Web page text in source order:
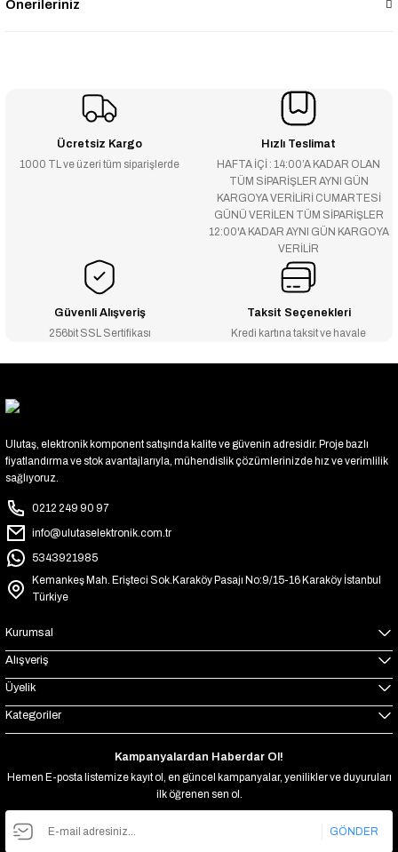
Önerileriniz
Ücretsiz Kargo
1000 TL ve üzeri tüm siparişlerde
Hızlı Teslimat
HAFTA İÇİ : 14:00’A KADAR OLAN
TÜM SİPARİŞLER AYNI GÜN
KARGOYA VERİLİRİ CUMARTESİ
GÜNÜ VERİLEN TÜM SİPARİŞLER
12:00'A KADAR AYNI GÜN KARGOYA
VERİLİR
Güvenli Alışveriş
256bit SSL Sertifikası
Taksit Seçenekleri
Kredi kartına taksit ve havale
Ulutaş, elektronik komponent satışında kalite ve güvenin adresidir. Proje bazlı
fiyatlandırma ve stok avantajlarıyla, mühendislik çözümlerinizde hız ve verimlilik
sağlıyoruz.
0212 249 90 97
info@ulutaselektronik.com.tr
5343921985
Kemankeş Mah. Erişteci Sok.Karaköy Pasajı No:9/15-16 Karaköy İstanbul
Türkiye
Kurumsal
Alışveriş
Üyelik
Kategoriler
Kampanyalardan Haberdar Ol!
Hemen E-posta listemize kayıt ol, en güncel kampanyalar, yenilikler ve duyuruları
ilk öğrenen sen ol.
GÖNDER